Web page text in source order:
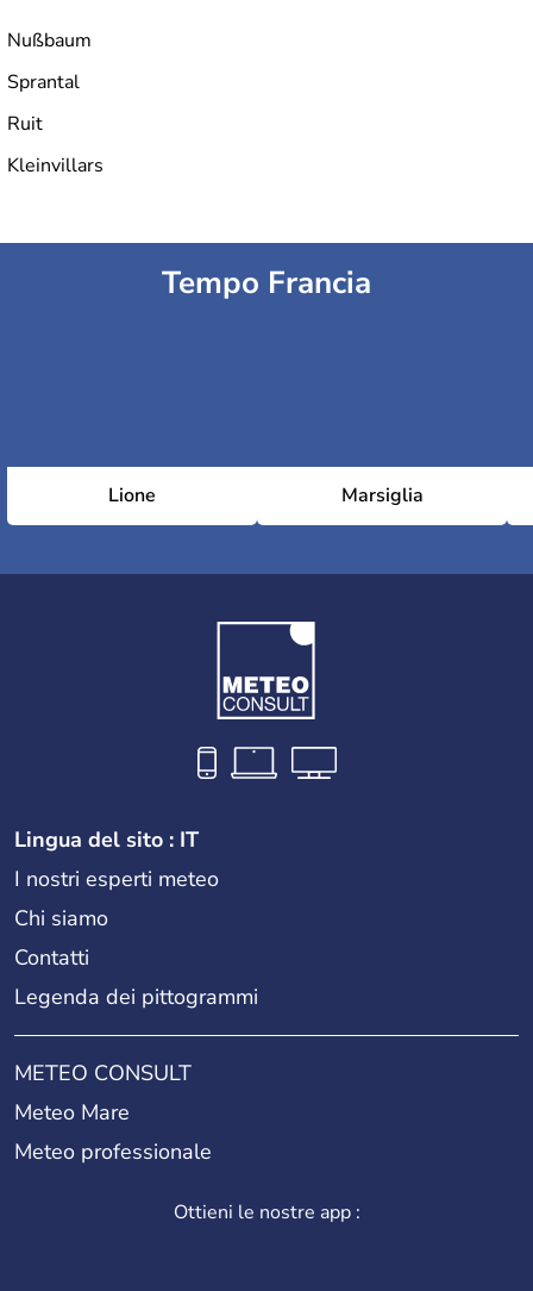
Nußbaum
Sprantal
Ruit
Kleinvillars
Tempo Francia
Lione Marsiglia
Lingua del sito : IT
I nostri esperti meteo
Chi siamo
Contatti
Legenda dei pittogrammi
METEO CONSULT
Meteo Mare
Meteo professionale
Ottieni le nostre app :